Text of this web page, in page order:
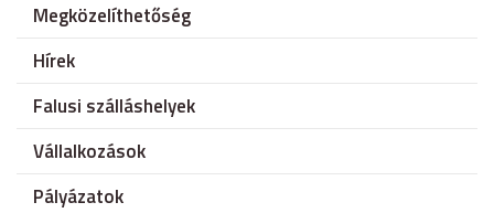
Megközelíthetőség
Hírek
Falusi szálláshelyek
Vállalkozások
Pályázatok